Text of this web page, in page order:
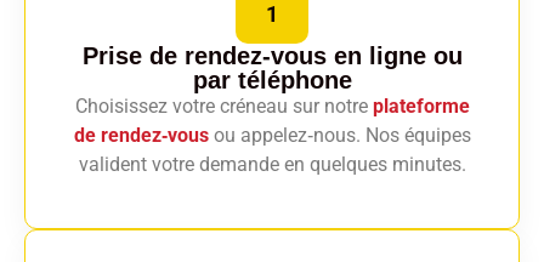
1
Prise de rendez-vous en ligne ou
par téléphone
Choisissez votre créneau sur notre plateforme
de rendez‑vousou appelez‑nous. Nos équipes
valident votre demande en quelques minutes.